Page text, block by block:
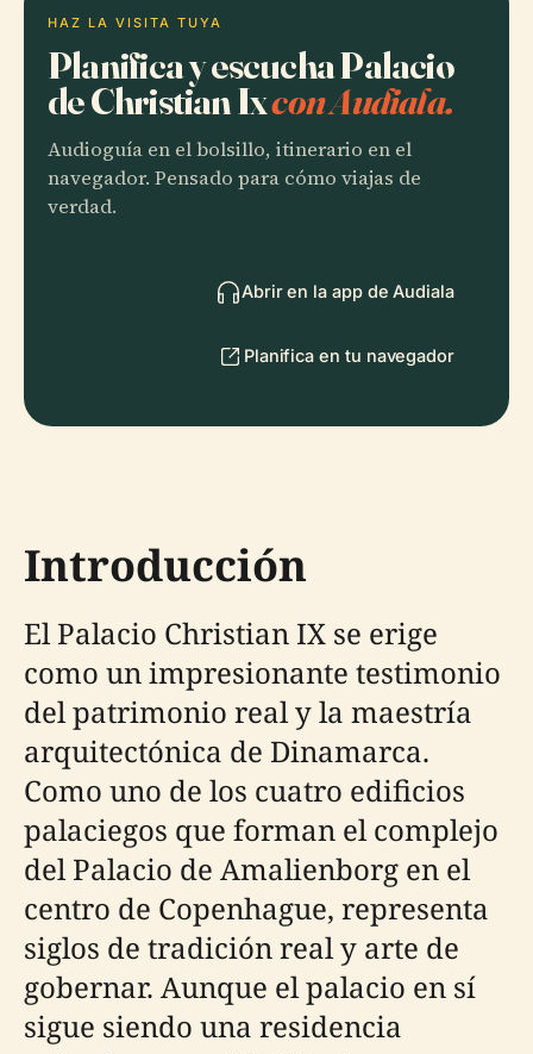
HAZ LA VISITA TUYA
Planifica y escucha Palacio
de Christian Ixcon Audiala.
Audioguía en el bolsillo, itinerario en el
navegador. Pensado para cómo viajas de
verdad.
Abrir en la app de Audiala
Planifica en tu navegador
Introducción
El Palacio Christian IX se erige
como un impresionante testimonio
del patrimonio real y la maestría
arquitectónica de Dinamarca.
Como uno de los cuatro edificios
palaciegos que forman el complejo
del Palacio de Amalienborg en el
centro de Copenhague, representa
siglos de tradición real y arte de
gobernar. Aunque el palacio en sí
sigue siendo una residencia